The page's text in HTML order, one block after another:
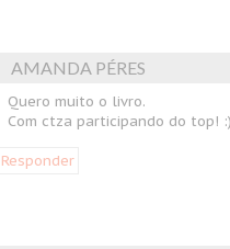
AMANDA PÉRES
Quero muito o livro.
Com ctza participando do top! :)
Responder